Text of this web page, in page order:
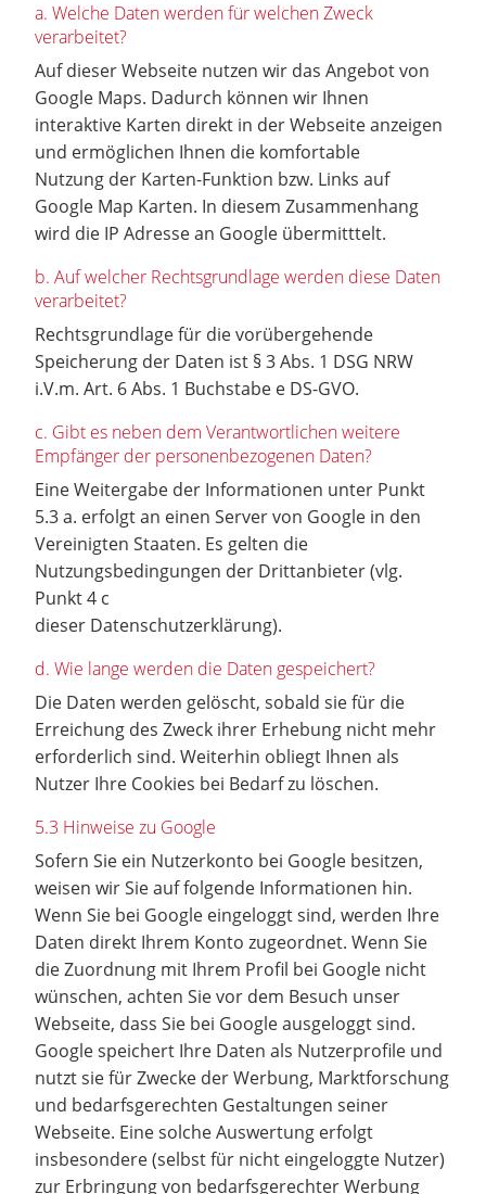
a. Welche Daten werden für welchen Zweck
verarbeitet?
Auf dieser Webseite nutzen wir das Angebot von
Google Maps. Dadurch können wir Ihnen
interaktive Karten direkt in der Webseite anzeigen
und ermöglichen Ihnen die komfortable
Nutzung der Karten-Funktion bzw. Links auf
Google Map Karten. In diesem Zusammenhang
wird die IP Adresse an Google übermitttelt.
b. Auf welcher Rechtsgrundlage werden diese Daten
verarbeitet?
Rechtsgrundlage für die vorübergehende
Speicherung der Daten ist § 3 Abs. 1 DSG NRW
i.V.m. Art. 6 Abs. 1 Buchstabe e DS-GVO.
c. Gibt es neben dem Verantwortlichen weitere
Empfänger der personenbezogenen Daten?
Eine Weitergabe der Informationen unter Punkt
5.3 a. erfolgt an einen Server von Google in den
Vereinigten Staaten. Es gelten die
Nutzungsbedingungen der Drittanbieter (vlg.
Punkt 4 c
dieser Datenschutzerklärung).
d. Wie lange werden die Daten gespeichert?
Die Daten werden gelöscht, sobald sie für die
Erreichung des Zweck ihrer Erhebung nicht mehr
erforderlich sind. Weiterhin obliegt Ihnen als
Nutzer Ihre Cookies bei Bedarf zu löschen.
5.3 Hinweise zu Google
Sofern Sie ein Nutzerkonto bei Google besitzen,
weisen wir Sie auf folgende Informationen hin.
Wenn Sie bei Google eingeloggt sind, werden Ihre
Daten direkt Ihrem Konto zugeordnet. Wenn Sie
die Zuordnung mit Ihrem Profil bei Google nicht
wünschen, achten Sie vor dem Besuch unser
Webseite, dass Sie bei Google ausgeloggt sind.
Google speichert Ihre Daten als Nutzerprofile und
nutzt sie für Zwecke der Werbung, Marktforschung
und bedarfsgerechten Gestaltungen seiner
Webseite. Eine solche Auswertung erfolgt
insbesondere (selbst für nicht eingeloggte Nutzer)
zur Erbringung von bedarfsgerechter Werbung